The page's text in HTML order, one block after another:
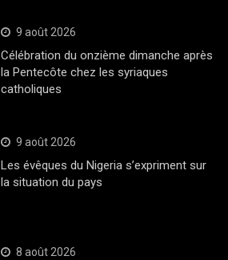
9 août 2026
Célébration du onzième dimanche après
la Pentecôte chez les syriaques
catholiques
9 août 2026
Les évêques du Nigeria s’expriment sur
la situation du pays
8 août 2026